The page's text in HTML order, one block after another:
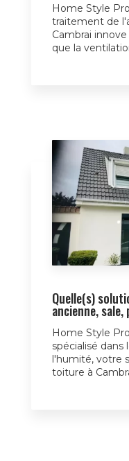
Home Style
traitement de
Cambrai
que la
Quelle(s)
ancienne, sale,
Home Style
spécialisé
l'humité, votre
toiture à